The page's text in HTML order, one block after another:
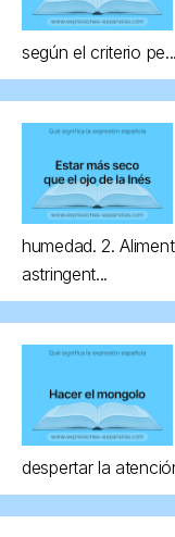
según el criterio pe...
humedad. 2.
astringent...
despertar la